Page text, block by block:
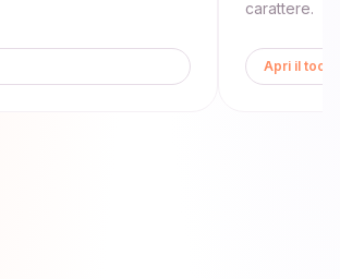
carattere.
Apri il tool